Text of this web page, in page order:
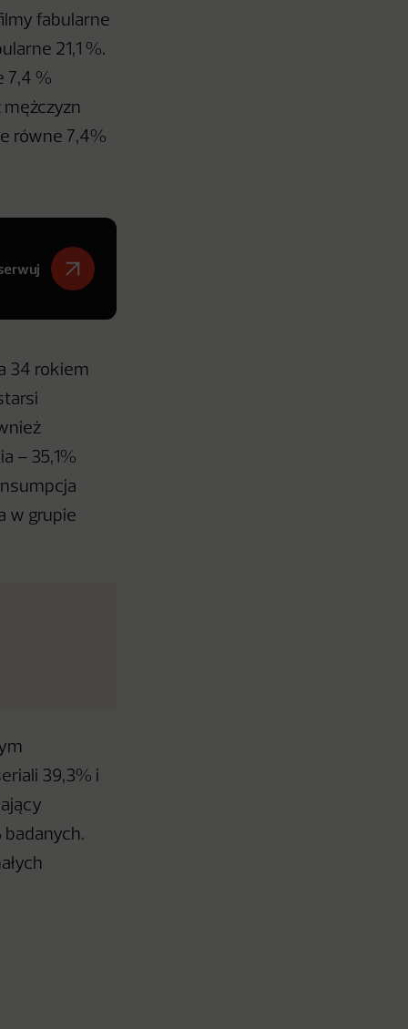
fabularne
21,1 %.
7,4 %
równe 7,4%
34 rokiem
– 35,1%
w grupie
39,3% i